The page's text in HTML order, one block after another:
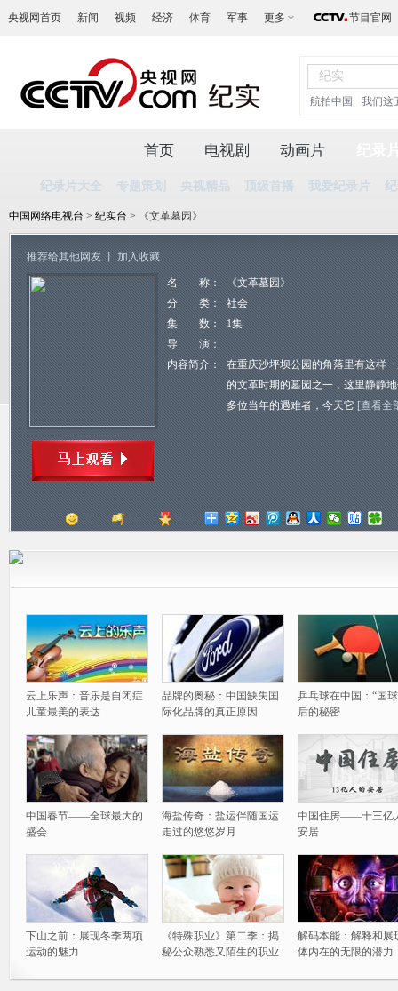
央视网首页 新闻 视频 经济 体育 军事 更多 节目官网
航拍中国 我们这
首页 电视剧 动画片
纪录片大全 专题策划 央视精品 顶级首播 我爱纪录片
中国网络电视台 > 纪实台 > 《文革墓园》
推荐给其他网友 加入收藏
名 称：
《文革墓园》
分 类：
社会
集 数：
1集
导 演：
内容简介：
在重庆沙坪坝公园的角落里有这样
的文革时期的墓园之一，这里静静
多位当年的遇难者，今天它 [查看全
云上乐声：音乐是自闭症
儿童最美的表达
品牌的奥秘：中国缺失国
际化品牌的真正原因
乒乓球在中国：“国
后的秘密
中国春节——全球最大的
盛会
海盐传奇：盐运伴随国运
走过的悠悠岁月
中国住房——十三亿
安居
下山之前：展现冬季两项
运动的魅力
《特殊职业》第二季：揭
秘公众熟悉又陌生的职业
解码本能：解释和展
体内在的无限的潜力